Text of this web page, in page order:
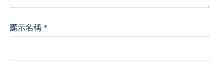
顯示名稱 *